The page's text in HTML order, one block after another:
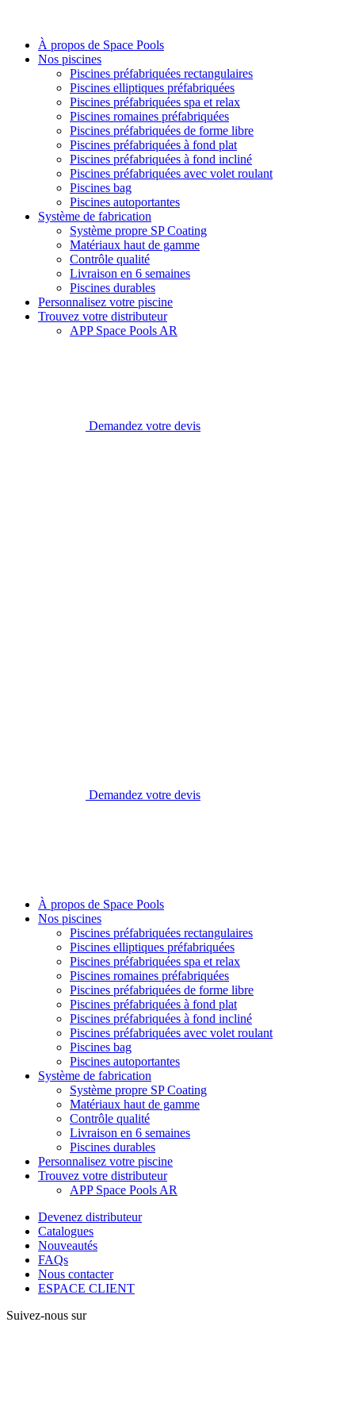
À propos de Space Pools
Nos piscines
Piscines préfabriquées rectangulaires
Piscines elliptiques préfabriquées
Piscines préfabriquées spa et relax
Piscines romaines préfabriquées
Piscines préfabriquées de forme libre
Piscines préfabriquées à fond plat
Piscines préfabriquées à fond incliné
Piscines préfabriquées avec volet roulant
Piscines bag
Piscines autoportantes
Système de fabrication
Système propre SP Coating
Matériaux haut de gamme
Contrôle qualité
Livraison en 6 semaines
Piscines durables
Personnalisez votre piscine
Trouvez votre distributeur
APP Space Pools AR
Demandez votre devis
Demandez votre devis
À propos de Space Pools
Nos piscines
Piscines préfabriquées rectangulaires
Piscines elliptiques préfabriquées
Piscines préfabriquées spa et relax
Piscines romaines préfabriquées
Piscines préfabriquées de forme libre
Piscines préfabriquées à fond plat
Piscines préfabriquées à fond incliné
Piscines préfabriquées avec volet roulant
Piscines bag
Piscines autoportantes
Système de fabrication
Système propre SP Coating
Matériaux haut de gamme
Contrôle qualité
Livraison en 6 semaines
Piscines durables
Personnalisez votre piscine
Trouvez votre distributeur
APP Space Pools AR
Devenez distributeur
Catalogues
Nouveautés
FAQs
Nous contacter
ESPACE CLIENT
Suivez-nous sur